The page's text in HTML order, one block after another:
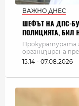
ВАЖНО ДНЕС
ШЕФЪТ НА ДПС-
ПОЛИЦИЯТА, БИЛ
Прокуратурата
организирана
15:14 - 07.08.2026